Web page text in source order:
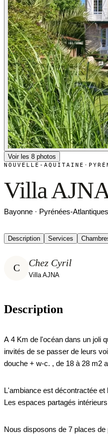
Voir les 8 photos
NOUVELLE-AQUITAINE ·
Villa
Bayonne · Pyrénées-Atlantiques
Description Services
C Chez Cyril
Villa AJNA
Description
A 4 Km de l'océan dans un joli
invités de se passer de leurs
douche + w-c. , de 18 à 28 m2
L'ambiance est décontractée
Nous disposons de 7 places